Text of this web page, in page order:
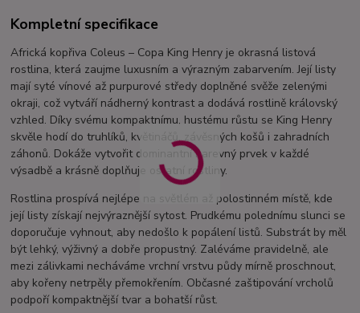
Kompletní specifikace
Africká kopřiva Coleus – Copa King Henry je okrasná listová
rostlina, která zaujme luxusním a výrazným zabarvením. Její listy
mají syté vínové až purpurové středy doplněné svěže zelenými
okraji, což vytváří nádherný kontrast a dodává rostlině královský
vzhled. Díky svému kompaktnímu, hustému růstu se King Henry
skvěle hodí do truhlíků, květináčů, závěsných košů i zahradních
záhonů. Dokáže vytvořit dominantní barevný prvek v každé
výsadbě a krásně doplňuje ostatní rostliny.
Rostlina prospívá nejlépe na světlém až polostinném místě, kde
její listy získají nejvýraznější sytost. Prudkému polednímu slunci se
doporučuje vyhnout, aby nedošlo k popálení listů. Substrát by měl
být lehký, výživný a dobře propustný. Zaléváme pravidelně, ale
mezi zálivkami necháváme vrchní vrstvu půdy mírně proschnout,
aby kořeny netrpěly přemokřením. Občasné zaštipování vrcholů
podpoří kompaktnější tvar a bohatší růst.